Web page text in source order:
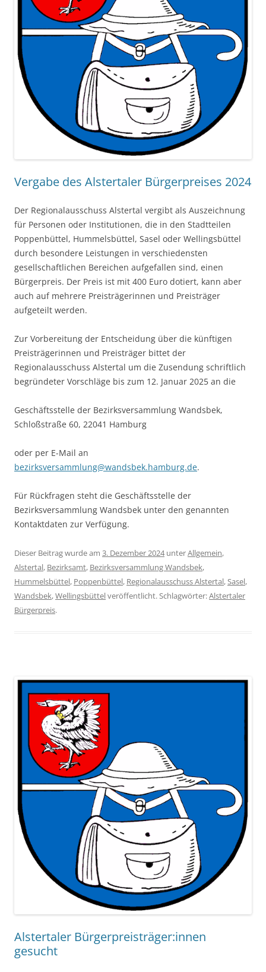
Vergabe des Alstertaler Bürgerpreises 2024
Der Regionalausschuss Alstertal vergibt als Auszeichnung
für Personen oder Institutionen, die in den Stadtteilen
Poppenbüttel, Hummelsbüttel, Sasel oder Wellingsbüttel
durch besondere Leistungen in verschiedensten
gesellschaftlichen Bereichen aufgefallen sind, einen
Bürgerpreis. Der Preis ist mit 400 Euro dotiert, kann aber
auch auf mehrere Preisträgerinnen und Preisträger
aufgeteilt werden.
Zur Vorbereitung der Entscheidung über die künftigen
Preisträgerinnen und Preisträger bittet der
Regionalausschuss Alstertal um die Zusendung schriftlich
begründeter Vorschläge bis zum 12. Januar 2025 an die
Geschäftsstelle der Bezirksversammlung Wandsbek,
Schloßstraße 60, 22041 Hamburg
oder per E-Mail an
bezirksversammlung@wandsbek.hamburg.de.
Für Rückfragen steht die Geschäftsstelle der
Bezirksversammlung Wandsbek unter den genannten
Kontaktdaten zur Verfügung.
Dieser Beitrag wurde am 3. Dezember 2024unterAllgemein,
Alstertal, Bezirksamt, Bezirksversammlung Wandsbek,
Hummelsbüttel, Poppenbüttel, Regionalausschuss Alstertal,Sasel,
Wandsbek,Wellingsbüttelveröffentlicht. Schlagwörter:Alstertaler
Bürgerpreis.
Alstertaler Bürgerpreisträger:innen
gesucht